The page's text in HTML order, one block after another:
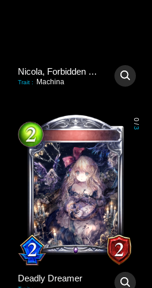
Nicola, Forbidden Strength
Trait : Machina
0
/
3
Deadly Dreamer